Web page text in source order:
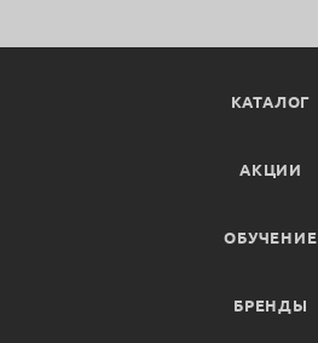
КАТАЛОГ
АКЦИИ
ОБУЧЕНИЕ
БРЕНДЫ